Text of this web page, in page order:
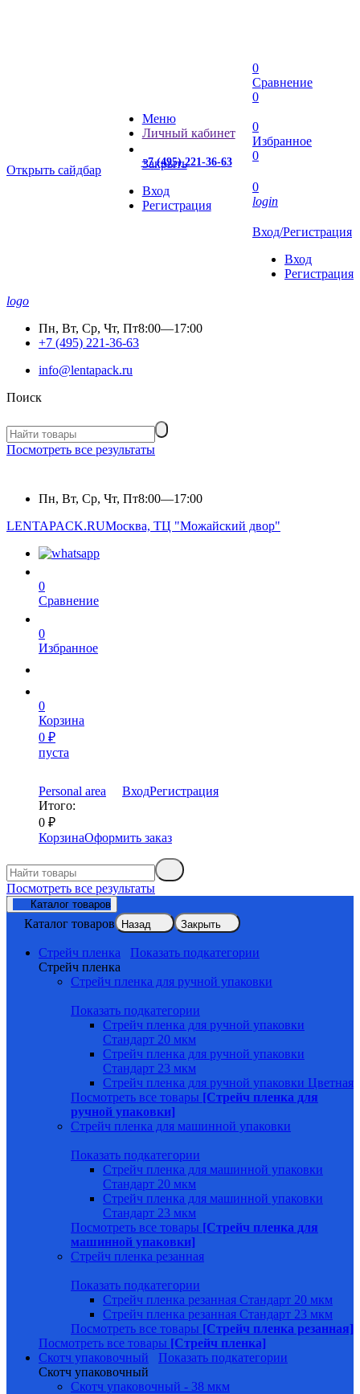
Открыть сайдбар
Меню
Личный кабинет
Закрыть
Вход
Регистрация
0
Сравнение
0
0
Избранное
0
0
+7 (495) 221-36-63
login
Вход/Регистрация
Вход
Регистрация
logo
Пн, Вт, Ср, Чт, Пт8:00—17:00
+7 (495) 221-36-63
info@lentapack.ru
Поиск
Посмотреть все результаты
Пн, Вт, Ср, Чт, Пт8:00—17:00
LENTAPACK.RUМосква, ТЦ "Можайский двор"
0
Сравнение
0
Избранное
0
Корзина
0 ₽
пуста
Personal area ВходРегистрация
Итого:
0 ₽
КорзинаОформить заказ
Посмотреть все результаты
Каталог товаров
Каталог товаров Назад Закрыть
Стрейч пленка
Показать подкатегории
Стрейч пленка
Стрейч пленка для ручной упаковки
Показать подкатегории
Стрейч пленка для ручной упаковки
Стандарт 20 мкм
Стрейч пленка для ручной упаковки
Стандарт 23 мкм
Стрейч пленка для ручной упаковки Цветная
Посмотреть все товары [Стрейч пленка для
ручной упаковки]
Стрейч пленка для машинной упаковки
Показать подкатегории
Стрейч пленка для машинной упаковки
Стандарт 20 мкм
Стрейч пленка для машинной упаковки
Стандарт 23 мкм
Посмотреть все товары [Стрейч пленка для
машинной упаковки]
Стрейч пленка резанная
Показать подкатегории
Стрейч пленка резанная Стандарт 20 мкм
Стрейч пленка резанная Стандарт 23 мкм
Посмотреть все товары [Стрейч пленка резанная]
Посмотреть все товары [Стрейч пленка]
Скотч упаковочный
Показать подкатегории
Скотч упаковочный
Скотч упаковочный - 38 мкм